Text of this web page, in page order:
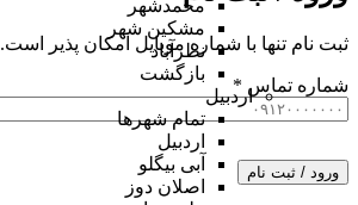
ثبت نام تنها با شماره موبایل امکان پذیر است.
شماره تماس *
ورود / ثبت نام
محمدشهر
مشکین شهر
نظرآباد
بازگشت
اردبیل
تمام شهر‌ها
اردبیل
آبی بیگلو
اصلان دوز